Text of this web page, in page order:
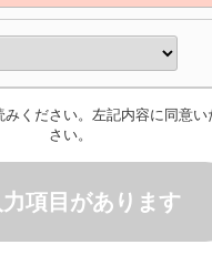
みください。左記内容に同意
さい。
項目があります